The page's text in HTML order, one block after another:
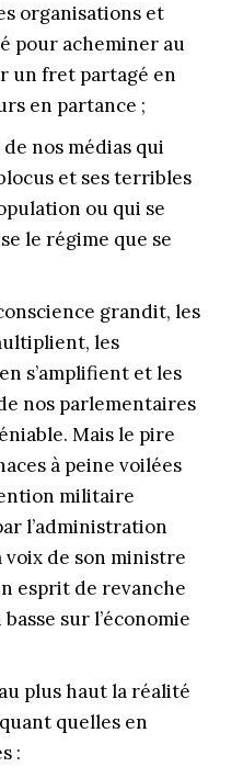
organisations et
pour acheminer au
un fret partagé en
en partance ;
nos médias qui
et ses terribles
ou qui se
le régime que se
grandit, les
les
s’amplifient et les
nos parlementaires
Mais le pire
à peine voilées
militaire
l’administration
de son ministre
esprit de revanche
sur l’économie
plus haut la réalité
quelles en
: